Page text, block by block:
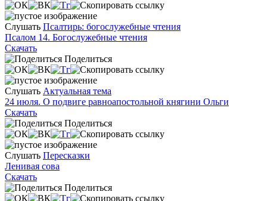
Слушать Псалтирь: богослужебные чтения
Псалом 14. Богослужебные чтения
Скачать
Поделиться
Слушать Актуальная тема
24 июля. О подвиге равноапостольной княгини Ольги
Скачать
Поделиться
Слушать Пересказки
Ленивая сова
Скачать
Поделиться